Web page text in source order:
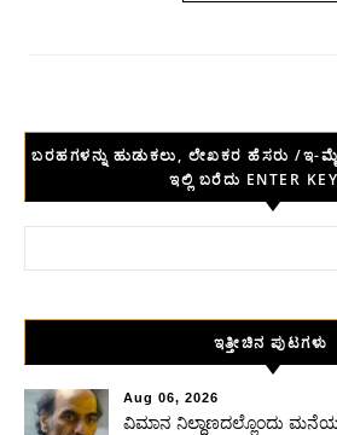
ಬರಹಗಳನ್ನು ಹುಡುಕಲು, ಲೇಖಕರ ಹೆಸರು /ಇ-
ಇಲ್ಲಿ ಬರೆದು ENTER
ಇತ್ತೀಚಿನ ಪುಟಗಳು
Aug 06, 2026
ವಿಮಾನ ನಿಲ್ದಾಣದಲ್ಲೊಂದು